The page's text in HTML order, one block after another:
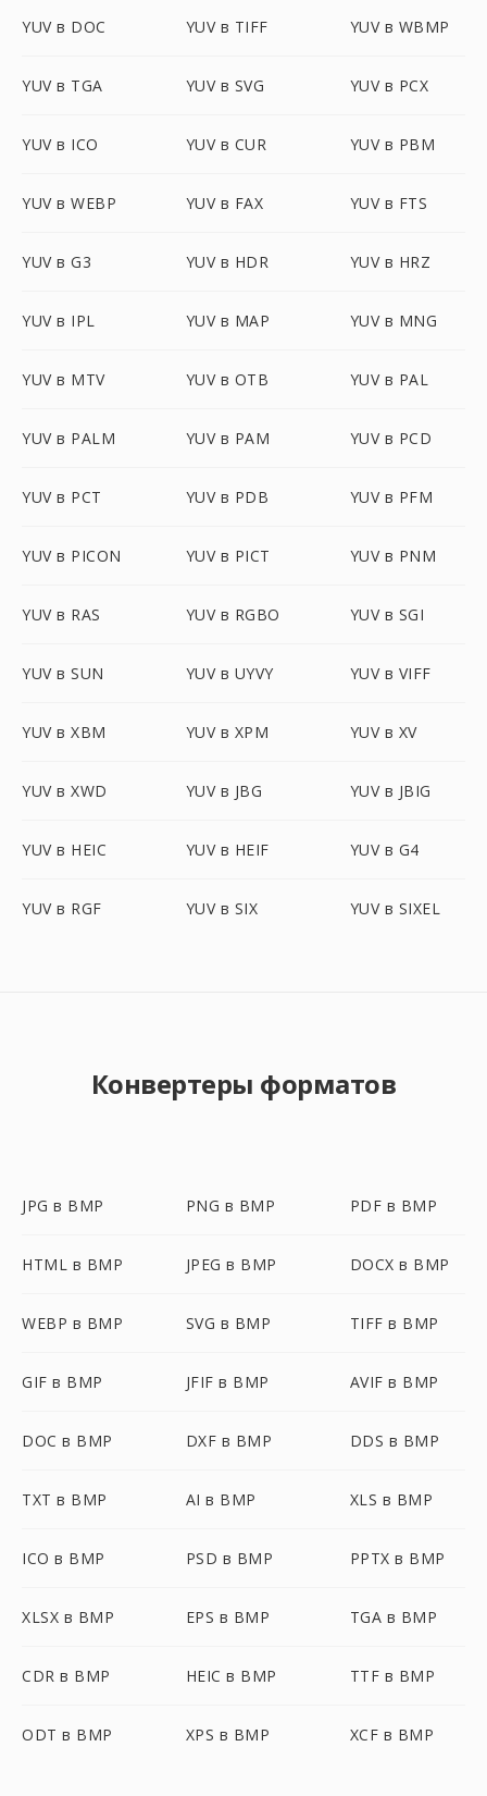
YUV в DOC YUV в TIFF YUV в WBMP
YUV в TGA YUV в SVG YUV в PCX
YUV в ICO YUV в CUR YUV в PBM
YUV в WEBP YUV в FAX YUV в FTS
YUV в G3 YUV в HDR YUV в HRZ
YUV в IPL YUV в MAP YUV в MNG
YUV в MTV YUV в OTB YUV в PAL
YUV в PALM YUV в PAM YUV в PCD
YUV в PCT YUV в PDB YUV в PFM
YUV в PICON YUV в PICT YUV в PNM
YUV в RAS YUV в RGBO YUV в SGI
YUV в SUN YUV в UYVY YUV в VIFF
YUV в XBM YUV в XPM YUV в XV
YUV в XWD YUV в JBG YUV в JBIG
YUV в HEIC YUV в HEIF YUV в G4
YUV в RGF YUV в SIX YUV в SIXEL
Конвертеры форматов
JPG в BMP PNG в BMP PDF в BMP
HTML в BMP JPEG в BMP DOCX в BMP
WEBP в BMP SVG в BMP TIFF в BMP
GIF в BMP JFIF в BMP AVIF в BMP
DOC в BMP DXF в BMP DDS в BMP
TXT в BMP AI в BMP XLS в BMP
ICO в BMP PSD в BMP PPTX в BMP
XLSX в BMP EPS в BMP TGA в BMP
CDR в BMP HEIC в BMP TTF в BMP
ODT в BMP XPS в BMP XCF в BMP